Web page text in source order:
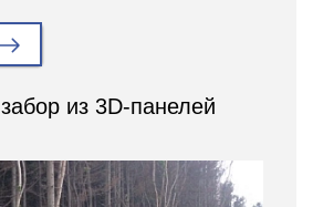
из 3D-панелей